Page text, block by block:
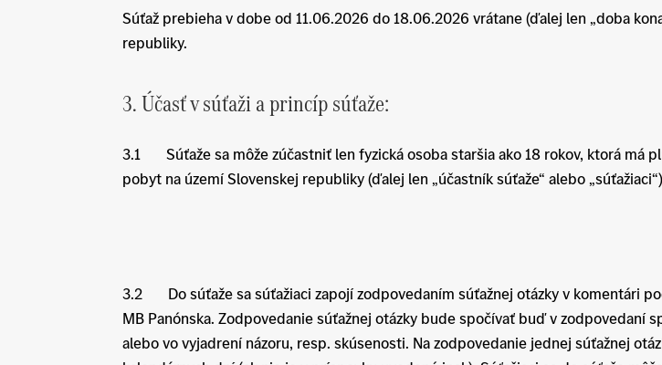
Súťaž prebieha v dobe od 11.06.2026 do 18.06.2026 vrátane (ďalej len „doba
republiky.
3. Účasť v súťaži a princíp súťaže:
3.1 Súťaže sa môže zúčastniť len fyzická osoba staršia ako 18 rokov, ktorá má
pobyt na území Slovenskej republiky (ďalej len „účastník súťaže“ alebo
3.2 Do súťaže sa súťažiaci zapojí zodpovedaním súťažnej otázky v komentári
MB Panónska. Zodpovedanie súťažnej otázky bude spočívať buď v zodpovedaní
alebo vo vyjadrení názoru, resp. skúsenosti. Na zodpovedanie jednej súťažnej